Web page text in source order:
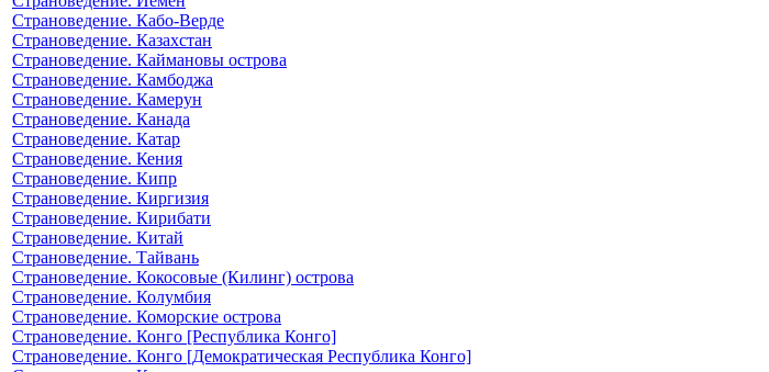
Страноведение. Кабо-Верде
Страноведение. Казахстан
Страноведение. Каймановы острова
Страноведение. Камбоджа
Страноведение. Камерун
Страноведение. Канада
Страноведение. Катар
Страноведение. Кения
Страноведение. Кипр
Страноведение. Киргизия
Страноведение. Кирибати
Страноведение. Китай
Страноведение. Тайвань
Страноведение. Кокосовые (Килинг) острова
Страноведение. Колумбия
Страноведение. Коморские острова
Страноведение. Конго [Республика Конго]
Страноведение. Конго [Демократическая Республика Конго]